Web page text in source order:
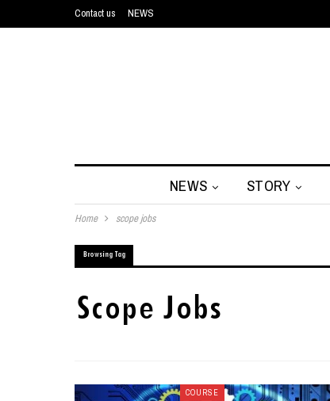
Contact us NEWS
NEWS STORY
Home scope jobs
Browsing Tag
Scope Jobs
COURSE